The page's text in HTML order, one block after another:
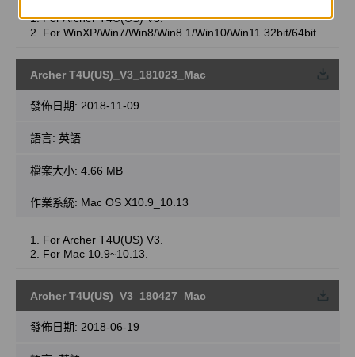
1. For Archer T4U(US) V3.
2. For WinXP/Win7/Win8/Win8.1/Win10/Win11 32bit/64bit.
Archer T4U(US)_V3_181023_Mac
發佈日期: 2018-11-09
語言: 英語
檔案大小: 4.66 MB
作業系統: Mac OS X10.9_10.13
1. For Archer T4U(US) V3.
2. For Mac 10.9~10.13.
Archer T4U(US)_V3_180427_Mac
發佈日期: 2018-06-19